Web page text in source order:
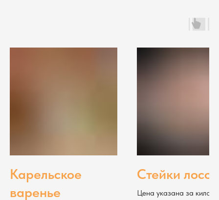
Карельское
варенье
Стейки
Цена указана за